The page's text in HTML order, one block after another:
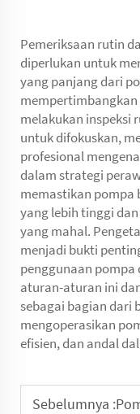
Pemeriksaan rutin
diperlukan untuk
yang panjang dari
melakukan inspeksi
untuk difokuskan,
profesional
dalam strategi
memastikan pompa
yang lebih tinggi
yang mahal.
menjadi bukti
penggunaan
aturan-aturan ini
sebagai bagian dari
mengoperasikan
efisien, dan andal
Sebelumnya :